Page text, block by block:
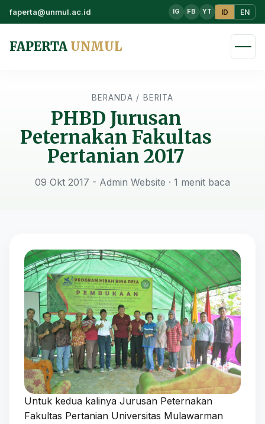
faperta@unmul.ac.id IG FB YT ID EN
FAPERTA UNMUL
BERANDA / BERITA
PHBD Jurusan
Peternakan Fakultas
Pertanian 2017
09 Okt 2017 - Admin Website · 1 menit baca
Untuk kedua kalinya Jurusan Peternakan
Fakultas Pertanian Universitas Mulawarman